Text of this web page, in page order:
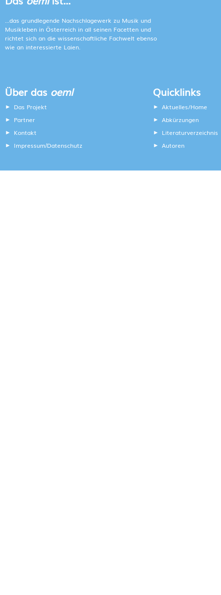
...das grundlegende Nachschlagewerk zu Musik und
Musikleben in Österreich in all seinen Facetten und
richtet sich an die wissenschaftliche Fachwelt ebenso
wie an interessierte Laien.
Über das oeml
Das Projekt
Partner
Kontakt
Impressum/Datenschutz
Quicklinks
Aktuelles/Home
Abkürzungen
Literaturverzeichnis
Autoren